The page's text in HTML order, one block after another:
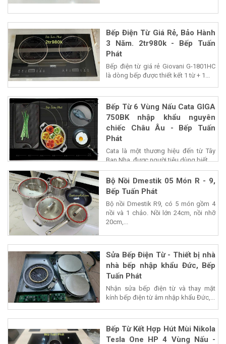
Bếp Điện Từ Giá Rẻ, Bảo Hành
3 Năm. 2tr980k - Bếp Tuấn
Phát
Bếp điện từ giá rẻ Giovani G-1801HC
là dòng bếp được thiết kết 1 từ + 1...
Bếp Từ 6 Vùng Nấu Cata GIGA
750BK nhập khẩu nguyên
chiếc Châu Âu - Bếp Tuấn
Phát
Cata là một thương hiệu đến từ Tây
Ban Nha, được người tiêu dùng biết...
Bộ Nồi Dmestik 05 Món R - 9,
Bếp Tuấn Phát
Bộ nồi Dmestik R9, có 5 món gồm 4
nồi và 1 chảo. Nồi lớn 24cm, nồi nhỡ
20cm,...
Sửa Bếp Điện Từ - Thiết bị nhà
nhà bếp nhập khẩu Đức, Bếp
Tuấn Phát
Nhận sửa bếp điện từ và thay mặt
kính bếp điện từ âm nhập khẩu Đức,...
Bếp Từ Kết Hợp Hút Mùi Nikola
Tesla One HP 4 Vùng Nấu -